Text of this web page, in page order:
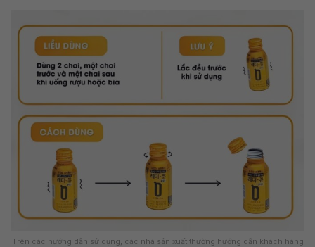
Trên các hướng dẫn sử dụng, các nhà sản xuất thường hướng dẫn khách hàng